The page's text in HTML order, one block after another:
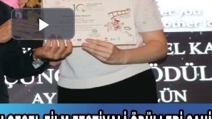
Play
Video